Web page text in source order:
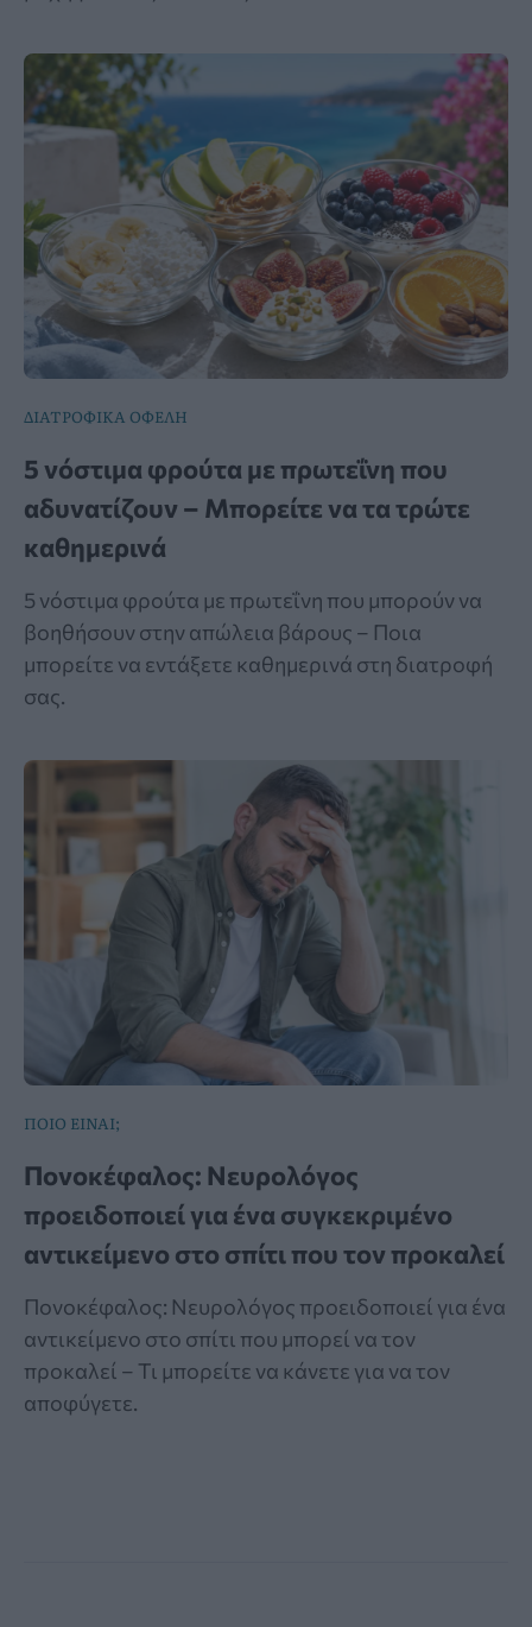
ΔΙΑΤΡΟΦΙΚΑ ΟΦΕΛΗ
5 νόστιμα φρούτα με πρωτεΐνη που
αδυνατίζουν – Μπορείτε να τα τρώτε
καθημερινά
5 νόστιμα φρούτα με πρωτεΐνη που μπορούν να
βοηθήσουν στην απώλεια βάρους – Ποια
μπορείτε να εντάξετε καθημερινά στη διατροφή
σας.
ΠΟΙΟ ΕΙΝΑΙ;
Πονοκέφαλος: Νευρολόγος
προειδοποιεί για ένα συγκεκριμένο
αντικείμενο στο σπίτι που τον προκαλεί
Πονοκέφαλος: Νευρολόγος προειδοποιεί για ένα
αντικείμενο στο σπίτι που μπορεί να τον
προκαλεί – Τι μπορείτε να κάνετε για να τον
αποφύγετε.